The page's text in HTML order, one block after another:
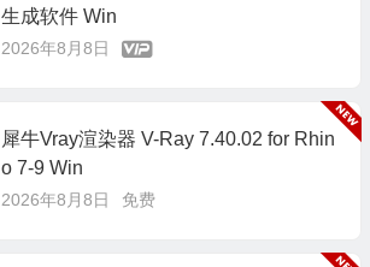
生成软件 Win
2026年8月8日
犀牛Vray渲染器 V-Ray 7.40.02 for Rhin
o 7-9 Win
2026年8月8日 免费